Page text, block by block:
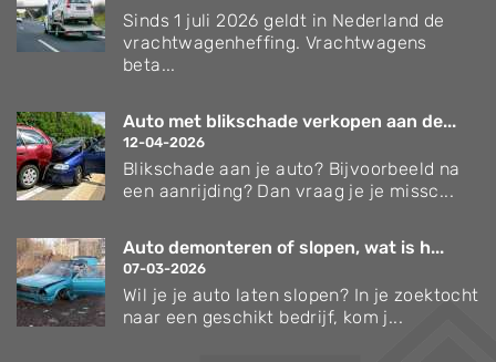
Sinds 1 juli 2026 geldt in Nederland de
vrachtwagenheffing. Vrachtwagens
beta...
Auto met blikschade verkopen aan de...
12-04-2026
Blikschade aan je auto? Bijvoorbeeld na
een aanrijding? Dan vraag je je missc...
Auto demonteren of slopen, wat is h...
07-03-2026
Wil je je auto laten slopen? In je zoektocht
naar een geschikt bedrijf, kom j...